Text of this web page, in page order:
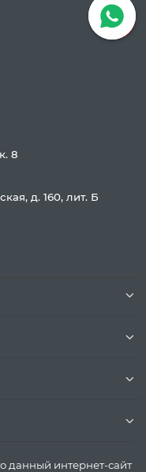
8
д. 160, лит. Б
данный интернет-сайт